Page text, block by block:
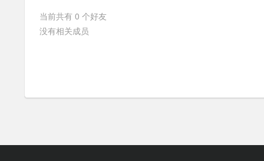
络
当前共有 0 个好友
没有相关成员